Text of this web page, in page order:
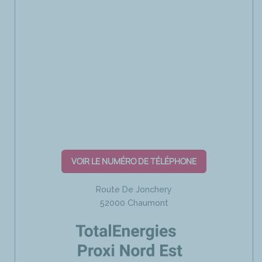
VOIR LE NUMÉRO DE TÉLÉPHONE
Route De Jonchery
52000 Chaumont